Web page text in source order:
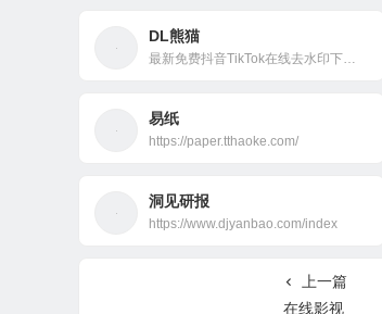
DL熊猫
最新免费抖音TikTok在线去水印下载解析工具
易纸
https://paper.tthaoke.com/
洞见研报
https://www.djyanbao.com/index
上一篇
在线影视